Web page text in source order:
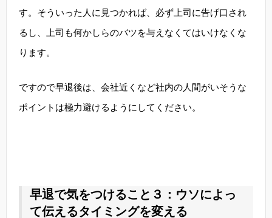
す。そういった人に見つかれば、必ず上司に告げ口され
るし、上司も何かしらのバツを与えなくてはいけなくな
ります。
ですので早退後は、会社近くなど社内の人間がいそうな
ポイントは極力避けるようにしてください。
早退で気をつけること３：ウソによっ
て伝えるタイミングを変える